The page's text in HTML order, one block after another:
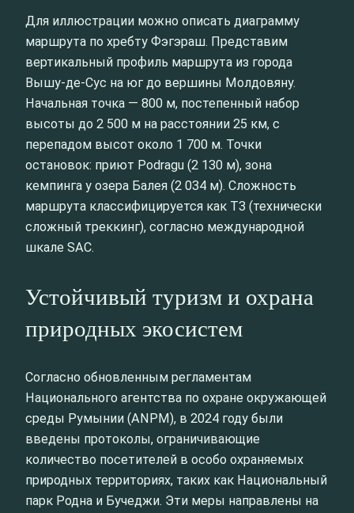
Для иллюстрации можно описать диаграмму
маршрута по хребту Фэгэраш. Представим
вертикальный профиль маршрута из города
Вышу-де-Сус на юг до вершины Молдовяну.
Начальная точка — 800 м, постепенный набор
высоты до 2 500 м на расстоянии 25 км, с
перепадом высот около 1 700 м. Точки
остановок: приют Podragu (2 130 м), зона
кемпинга у озера Балея (2 034 м). Сложность
маршрута классифицируется как Т3 (технически
сложный треккинг), согласно международной
шкале SAC.
Устойчивый туризм и охрана
природных экосистем
Согласно обновленным регламентам
Национального агентства по охране окружающей
среды Румынии (ANPM), в 2024 году были
введены протоколы, ограничивающие
количество посетителей в особо охраняемых
природных территориях, таких как Национальный
парк Родна и Бучеджи. Эти меры направлены на